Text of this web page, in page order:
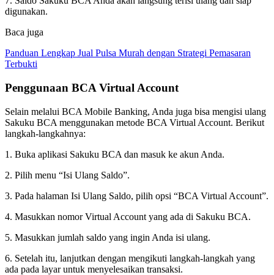
digunakan.
Baca juga
Panduan Lengkap Jual Pulsa Murah dengan Strategi Pemasaran
Terbukti
Penggunaan BCA Virtual Account
Selain melalui BCA Mobile Banking, Anda juga bisa mengisi ulang
Sakuku BCA menggunakan metode BCA Virtual Account. Berikut
langkah-langkahnya:
1. Buka aplikasi Sakuku BCA dan masuk ke akun Anda.
2. Pilih menu “Isi Ulang Saldo”.
3. Pada halaman Isi Ulang Saldo, pilih opsi “BCA Virtual Account”.
4. Masukkan nomor Virtual Account yang ada di Sakuku BCA.
5. Masukkan jumlah saldo yang ingin Anda isi ulang.
6. Setelah itu, lanjutkan dengan mengikuti langkah-langkah yang
ada pada layar untuk menyelesaikan transaksi.